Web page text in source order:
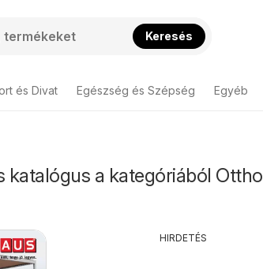
Keresés
és Divat Egészség és Szépség Egyéb
katalógus a kategóriából
HIRDETÉS